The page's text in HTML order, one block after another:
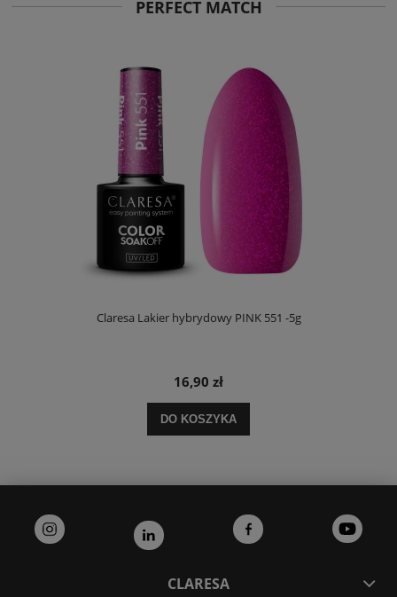
PERFECT MATCH
Claresa Lakier hybrydowy PINK 551 -5g
16,90 zł
DO KOSZYKA
CLARESA